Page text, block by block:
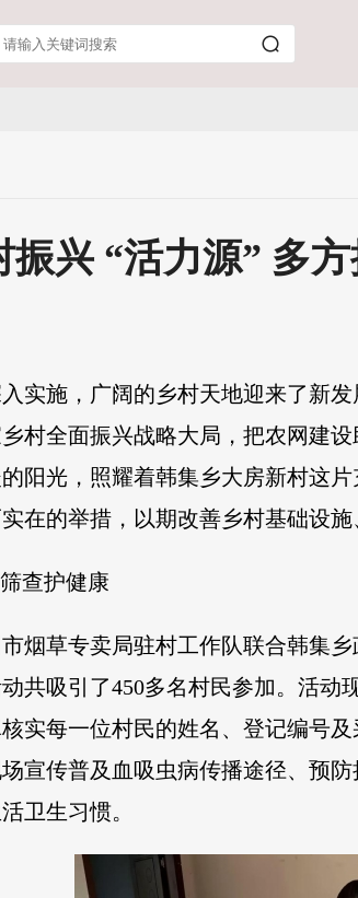
兴 “活力源” 多
实施，广阔的乡村天地迎来了新
村全面振兴战略大局，把农网建
阳光，照耀着韩集乡大房新村这
在的举措，以期改善乡村基础设施
查护健康
烟草专卖局驻村工作队联合韩集
共吸引了450多名村民参加。活
实每一位村民的姓名、登记编号
宣传普及血吸虫病传播途径、预
卫生习惯。